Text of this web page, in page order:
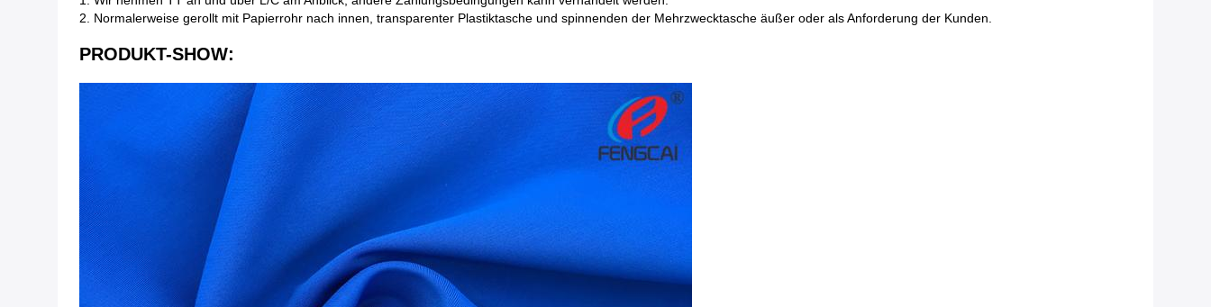
2. Normalerweise gerollt mit Papierrohr nach innen, transparenter Plastiktasche und spinnenden der Mehrzwecktasche äußer oder als Anforderung der Kunden.
PRODUKT-SHOW: